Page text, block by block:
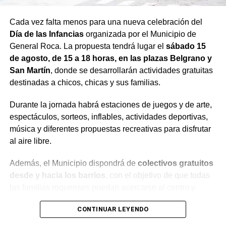
Cada vez falta menos para una nueva celebración del
Día de las Infanciasorganizada por el Municipio de
General Roca. La propuesta tendrá lugar el sábado 15
de agosto, de 15 a 18 horas, en las plazas Belgrano y
San Martín, donde se desarrollarán actividades gratuitas
destinadas a chicos, chicas y sus familias.
Durante la jornada habrá estaciones de juegos y de arte,
espectáculos, sorteos, inflables, actividades deportivas,
música y diferentes propuestas recreativas para disfrutar
al aire libre.
Además, el Municipio dispondrá de colectivos gratuitos
desde y hacia los barrios , con el objetivo de que todas
participar de la celebración.
CONTINUAR LEYENDO